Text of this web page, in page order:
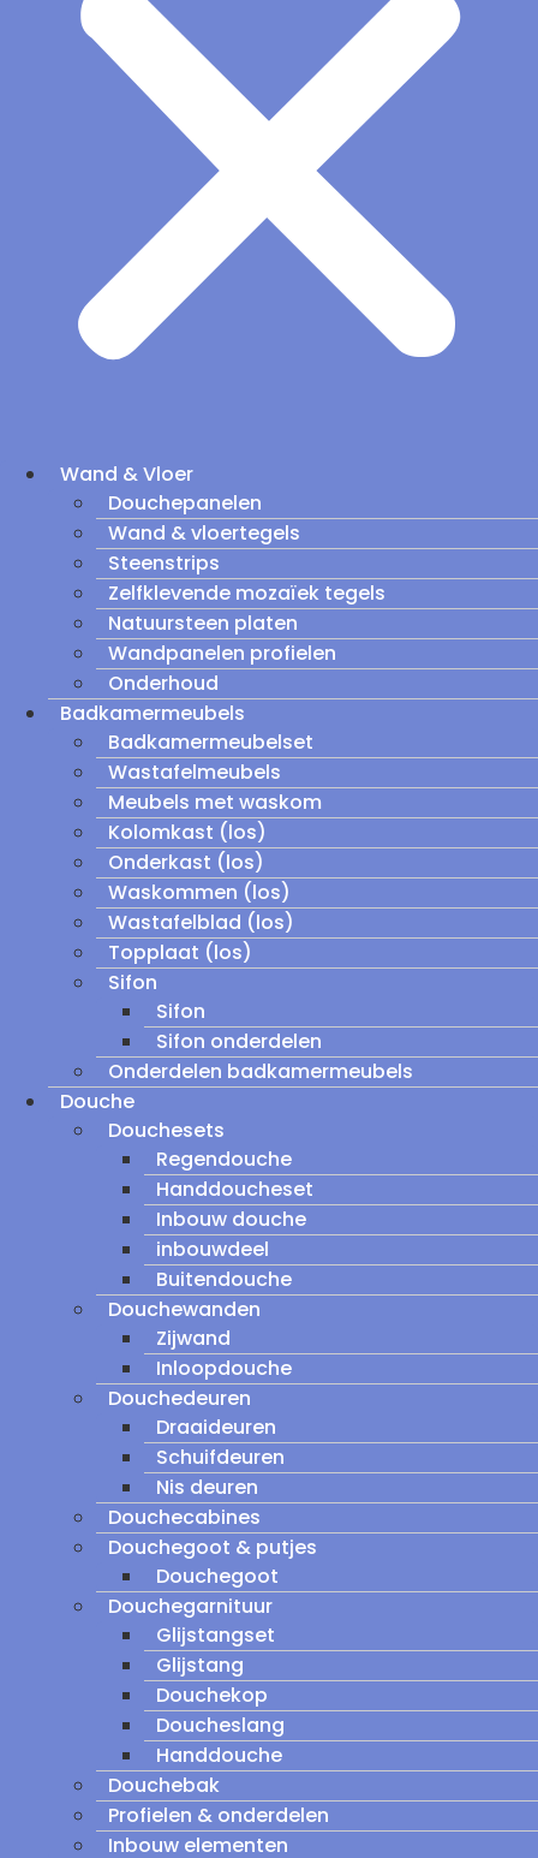
Wand & Vloer
Douchepanelen
Wand & vloertegels
Steenstrips
Zelfklevende mozaïek tegels
Natuursteen platen
Wandpanelen profielen
Onderhoud
Badkamermeubels
Badkamermeubelset
Wastafelmeubels
Meubels met waskom
Kolomkast (los)
Onderkast (los)
Waskommen (los)
Wastafelblad (los)
Topplaat (los)
Sifon
Sifon
Sifon onderdelen
Onderdelen badkamermeubels
Douche
Douchesets
Regendouche
Handdoucheset
Inbouw douche
inbouwdeel
Buitendouche
Douchewanden
Zijwand
Inloopdouche
Douchedeuren
Draaideuren
Schuifdeuren
Nis deuren
Douchecabines
Douchegoot & putjes
Douchegoot
Douchegarnituur
Glijstangset
Glijstang
Douchekop
Doucheslang
Handdouche
Douchebak
Profielen & onderdelen
Inbouw elementen